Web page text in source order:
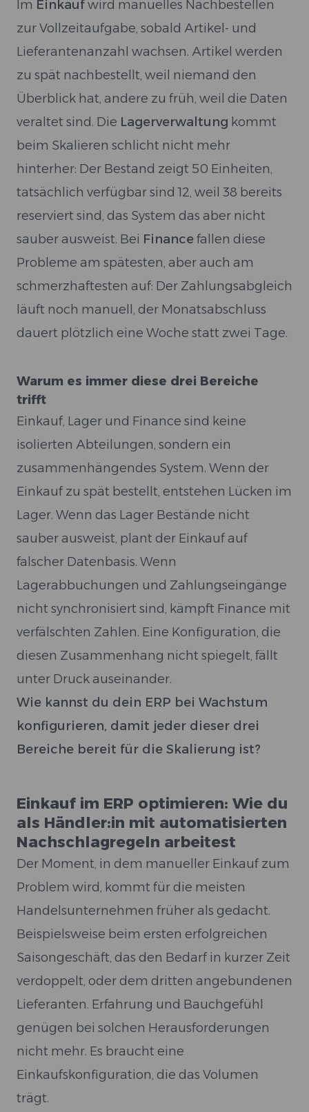
Im Einkaufwird manuelles Nachbestellen
zur Vollzeitaufgabe, sobald Artikel- und
Lieferantenanzahl wachsen. Artikel werden
zu spät nachbestellt, weil niemand den
Überblick hat, andere zu früh, weil die Daten
veraltet sind. Die Lagerverwaltung kommt
beim Skalieren schlicht nicht mehr
hinterher: Der Bestand zeigt 50 Einheiten,
tatsächlich verfügbar sind 12, weil 38 bereits
reserviert sind, das System das aber nicht
sauber ausweist. Bei Financefallen diese
Probleme am spätesten, aber auch am
schmerzhaftesten auf: Der Zahlungsabgleich
läuft noch manuell, der Monatsabschluss
dauert plötzlich eine Woche statt zwei Tage.
Warum es immer diese drei Bereiche
trifft
Einkauf, Lager und Finance sind keine
isolierten Abteilungen, sondern ein
zusammenhängendes System. Wenn der
Einkauf zu spät bestellt, entstehen Lücken im
Lager. Wenn das Lager Bestände nicht
sauber ausweist, plant der Einkauf auf
falscher Datenbasis. Wenn
Lagerabbuchungen und Zahlungseingänge
nicht synchronisiert sind, kämpft Finance mit
verfälschten Zahlen. Eine Konfiguration, die
diesen Zusammenhang nicht spiegelt, fällt
unter Druck auseinander.
Wie kannst du dein ERP bei Wachstum
konfigurieren, damit jeder dieser drei
Bereiche bereit für die Skalierung ist?
Einkauf im ERP optimieren: Wie du
als Händler:in mit automatisierten
Nachschlagregeln arbeitest
Der Moment, in dem manueller Einkauf zum
Problem wird, kommt für die meisten
Handelsunternehmen früher als gedacht.
Beispielsweise beim ersten erfolgreichen
Saisongeschäft, das den Bedarf in kurzer Zeit
verdoppelt, oder dem dritten angebundenen
Lieferanten. Erfahrung und Bauchgefühl
genügen bei solchen Herausforderungen
nicht mehr. Es braucht eine
Einkaufskonfiguration, die das Volumen
trägt.